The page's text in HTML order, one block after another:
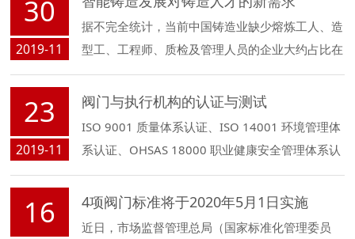
30
2019-11
据不完全统计，当前中国铸造业缺少熔炼工人、造
型工、工程师、质检及管理人员的企业大约占比在
58%、20%、50%、34%...
23
2019-11
阀门与执行机构的认证与测试
ISO 9001 质量体系认证、ISO 14001 环境管理体
系认证、OHSAS 18000 职业健康安全管理体系认
证、欧盟CE认证， 压力容器PED指令、API 认证...
16 4项阀门标准将于2020年5月1日实施
近日，市场监督管理总局（国家标准化管理委员